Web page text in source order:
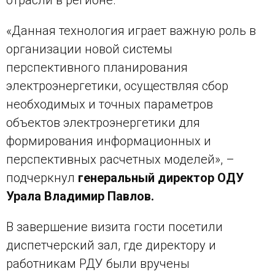
«Данная технология играет важную роль в
организации новой системы
перспективного планирования
электроэнергетики, осуществляя сбор
необходимых и точных параметров
объектов электроэнергетики для
формирования информационных и
перспективных расчетных моделей», –
подчеркнул генеральный директор ОДУ
Урала Владимир Павлов.
В завершение визита гости посетили
диспетчерский зал, где директору и
работникам РДУ были вручены